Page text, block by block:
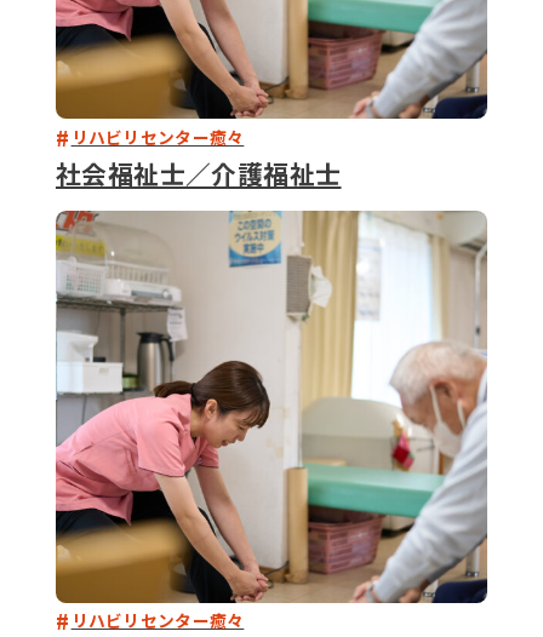
リハビリセンター癒々
社会福祉士／介護福祉士
リハビリセンター癒々